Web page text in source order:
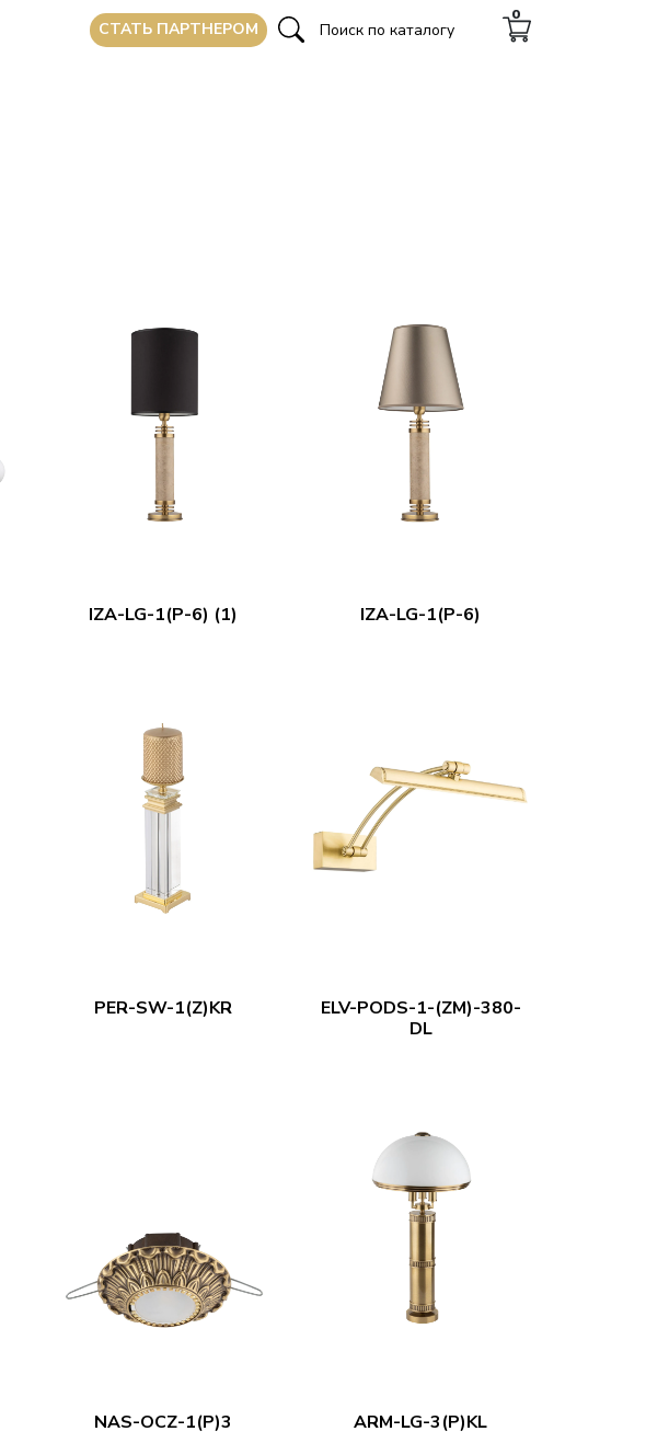
CТАТЬ ПАРТНЕРОМ
0
IZA-LG-1(P-6) (1) IZA-LG-1(P-6)
PER-SW-1(Z)KR
ELV-PODS-1-(ZM)-380-
DL
NAS-OCZ-1(P)3 ARM-LG-3(P)KL